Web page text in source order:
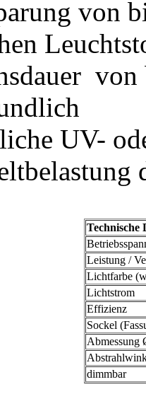
von
UV-
Technische
Leistung /
Lichtfarbe
Lichtstrom
Effizienz
Sockel
Abmessung
dimmbar